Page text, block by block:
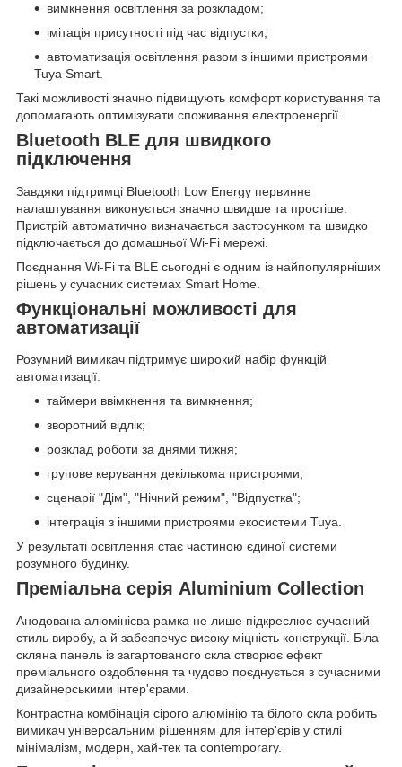
вимкнення освітлення за розкладом;
імітація присутності під час відпустки;
автоматизація освітлення разом з іншими пристроями
Tuya Smart.
Такі можливості значно підвищують комфорт користування та
допомагають оптимізувати споживання електроенергії.
Bluetooth BLE для швидкого
підключення
Завдяки підтримці Bluetooth Low Energy первинне
налаштування виконується значно швидше та простіше.
Пристрій автоматично визначається застосунком та швидко
підключається до домашньої Wi-Fi мережі.
Поєднання Wi-Fi та BLE сьогодні є одним із найпопулярніших
рішень у сучасних системах Smart Home.
Функціональні можливості для
автоматизації
Розумний вимикач підтримує широкий набір функцій
автоматизації:
таймери ввімкнення та вимкнення;
зворотний відлік;
розклад роботи за днями тижня;
групове керування декількома пристроями;
сценарії "Дім", "Нічний режим", "Відпустка";
інтеграція з іншими пристроями екосистеми Tuya.
У результаті освітлення стає частиною єдиної системи
розумного будинку.
Преміальна серія Aluminium Collection
Анодована алюмінієва рамка не лише підкреслює сучасний
стиль виробу, а й забезпечує високу міцність конструкції. Біла
скляна панель із загартованого скла створює ефект
преміального оздоблення та чудово поєднується з сучасними
дизайнерськими інтер'єрами.
Контрастна комбінація сірого алюмінію та білого скла робить
вимикач універсальним рішенням для інтер'єрів у стилі
мінімалізм, модерн, хай-тек та contemporary.